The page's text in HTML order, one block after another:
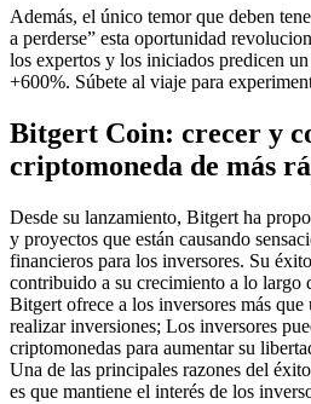
Además, el único temor que deben
a perderse” esta oportunidad
los expertos y los iniciados predicen
+600%. Súbete al viaje para
Bitgert Coin: crecer y
criptomoneda de más
Desde su lanzamiento, Bitgert ha
y proyectos que están causando
financieros para los inversores. Su
contribuido a su crecimiento a lo largo
Bitgert ofrece a los inversores más
realizar inversiones; Los inversores
criptomonedas para aumentar su
Una de las principales razones del
es que mantiene el interés de los